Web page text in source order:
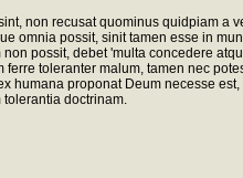
non recusat quominus quidpiam
omnia possit, sinit tamen esse in
possit, debet 'multa concedere
toleranter malum, tamen nec
proponat Deum necesse
doctrinam.